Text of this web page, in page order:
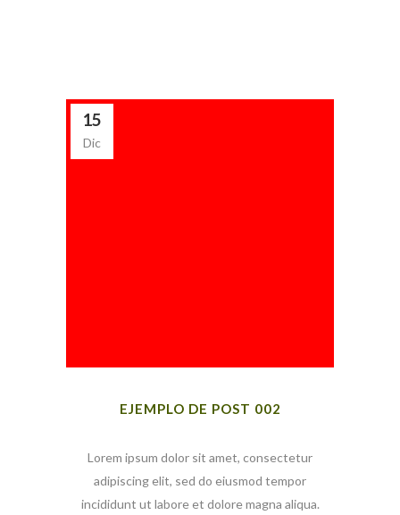
15
Dic
EJEMPLO DE POST 002
Lorem ipsum dolor sit amet, consectetur
adipiscing elit, sed do eiusmod tempor
incididunt ut labore et dolore magna aliqua.